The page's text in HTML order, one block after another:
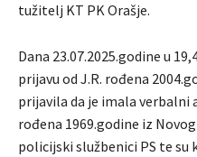
tužitelj KT PK Orašje.
Dana 23.07.2025.godine u
prijavu od J.R. rođena
prijavila da je imala verbalni
rođena 1969.godine iz
policijski službenici PS te su